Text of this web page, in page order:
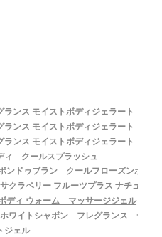
ンス モイストボディジェラート グリ
ンス モイストボディジェラート マリ
ンス モイストボディジェラート ララ
クールスプラッシュ
ンドゥブラン クールフローズンボディ
クラベリー フルーツプラス ナチュラ
ィ ウォーム マッサージジェル
ワイトシャボン フレグランス ディー
ジェル